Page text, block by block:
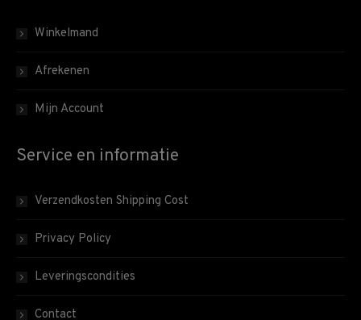
Winkelmand
Afrekenen
Mijn Account
Service en informatie
Verzendkosten Shipping Cost
Privacy Policy
Leveringscondities
Contact